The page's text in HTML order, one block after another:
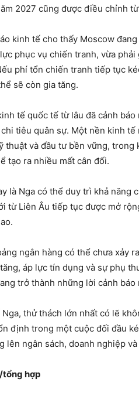
2027 cũng được điều chỉnh
kinh tế cho thấy Moscow
phục vụ chiến tranh, vừa
phí tổn chiến tranh tiếp tục
sẽ còn gia tăng.
tế quốc tế từ lâu đã cảnh
tiêu quân sự. Một nền kinh
thuật và đầu tư bền vững,
tạo ra nhiều mất cân đối.
là Nga có thể duy trì khả năng
từ Liên Âu tiếp tục được mở
ngân hàng có thể chưa xảy
áp lực tín dụng và sự phụ
trở thành những lời cảnh
thử thách lớn nhất có lẽ
định trong một cuộc đối đầu
lên ngân sách, doanh nghiệp
tổng hợp